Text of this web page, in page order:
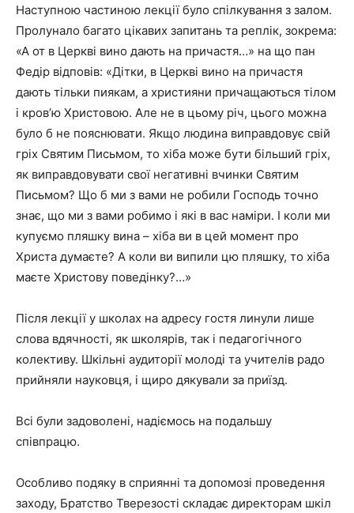
Наступною частиною лекції було спілкування з залом.
Пролунало багато цікавих запитань та реплік, зокрема:
«А от в Церкві вино дають на причастя…» на що пан
Федір відповів: «Дітки, в Церкві вино на причастя
дають тільки пиякам, а християни причащаються тілом
і кров’ю Христовою. Але не в цьому річ, цього можна
було б не пояснювати. Якщо людина виправдовує свій
гріх Святим Письмом, то хіба може бути більший гріх,
як виправдовувати свої негативні вчинки Святим
Письмом? Що б ми з вами не робили Господь точно
знає, що ми з вами робимо і які в вас наміри. І коли ми
купуємо пляшку вина – хіба ви в цей момент про
Христа думаєте? А коли ви випили цю пляшку, то хіба
маєте Христову поведінку?…»
Після лекції у школах на адресу гостя линули лише
слова вдячності, як школярів, так і педагогічного
колективу. Шкільні аудиторії молоді та учителів радо
прийняли науковця, і щиро дякували за приїзд.
Всі були задоволені, надіємось на подальшу
співпрацю.
Особливо подяку в сприянні та допомозі проведення
заходу, Братство Тверезості складає директорам шкіл